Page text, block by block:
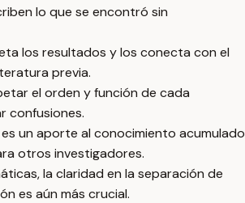
lo que se encontró sin
los resultados y los conecta con el
previa.
el orden y función de cada
confusiones.
un aporte al conocimiento acumulado
otros investigadores.
la claridad en la separación de
es aún más crucial.